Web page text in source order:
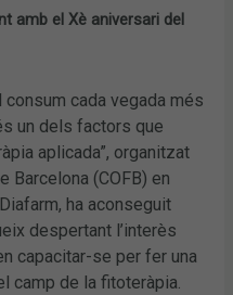
amb el Xè aniversari del
consum cada vegada més
un dels factors que
aplicada”, organitzat
Barcelona (COFB) en
ha aconseguit
despertant l’interès
capacitar-se per fer una
camp de la fitoteràpia.